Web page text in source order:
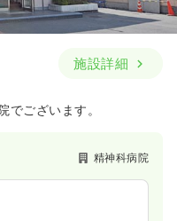
施設詳細
でございます。
精神科病院